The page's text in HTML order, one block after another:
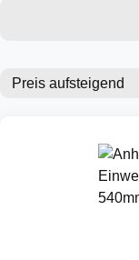
Sichtbarkeit,
LED-Technik –
Einsatz am